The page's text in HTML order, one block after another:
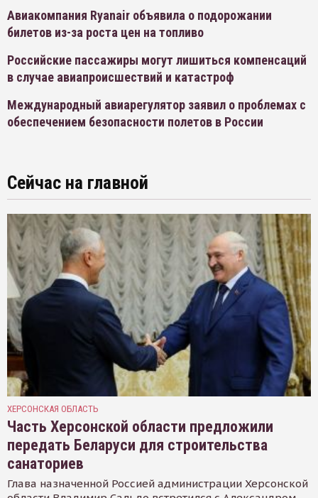
Авиакомпания Ryanair объявила о подорожании
билетов из-за роста цен на топливо
Российские пассажиры могут лишиться компенсаций
в случае авиапроисшествий и катастроф
Международный авиарегулятор заявил о проблемах с
обеспечением безопасности полетов в России
Сейчас на главной
ХЕРСОНСКАЯ ОБЛАСТЬ
Часть Херсонской области предложили
передать Беларуси для строительства
санаториев
Глава назначенной Россией администрации Херсонской